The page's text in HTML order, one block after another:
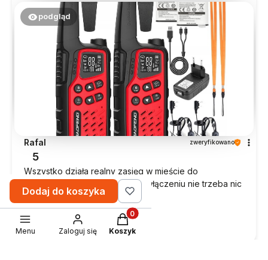
podgląd
Rafal zweryfikowano
5
Wszystko działa realny zasięg w mieście do
1km.ogolnie spoko produkt.po włączeniu nie trzeba nic
ustawiać działa od razu.
w tym miesiącu
0
Dodaj do koszyka
Menu Zaloguj się
Produkty w koszyku: 0. Zobacz
Koszyk